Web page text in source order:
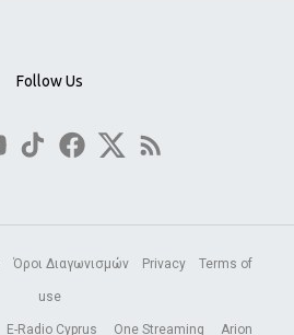
Follow Us
Όροι Διαγωνισμών Privacy Terms of
use
E-Radio Cyprus One Streaming Arion